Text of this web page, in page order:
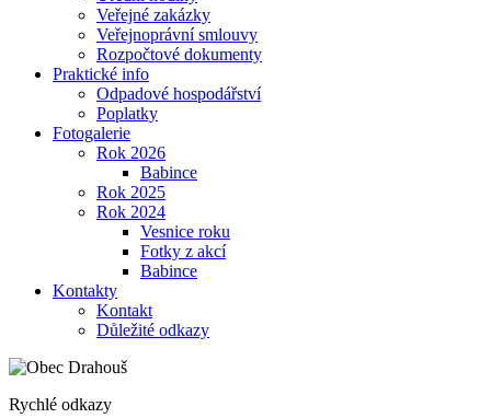
Veřejné zakázky
Veřejnoprávní smlouvy
Rozpočtové dokumenty
Praktické info
Odpadové hospodářství
Poplatky
Fotogalerie
Rok 2026
Babince
Rok 2025
Rok 2024
Vesnice roku
Fotky z akcí
Babince
Kontakty
Kontakt
Důležité odkazy
Rychlé odkazy